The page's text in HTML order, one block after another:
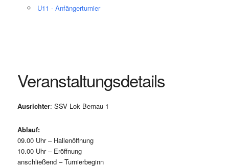
U11 - Anfängerturnier
Veranstaltungsdetails
Ausrichter: SSV Lok Bernau 1
Ablauf:
09.00 Uhr – Hallenöffnung
10.00 Uhr – Eröffnung
anschließend – Turnierbeginn